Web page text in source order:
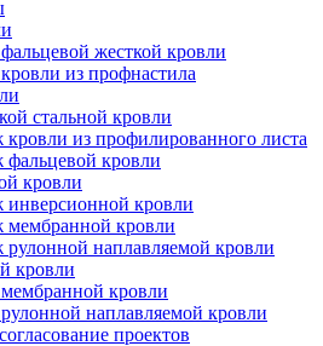
жесткой кровли
из профнастила
стальной кровли
из профилированного листа
кровли
кровли
кровли
кровли
наплавляемой кровли
кровли
кровли
наплавляемой кровли
проектов